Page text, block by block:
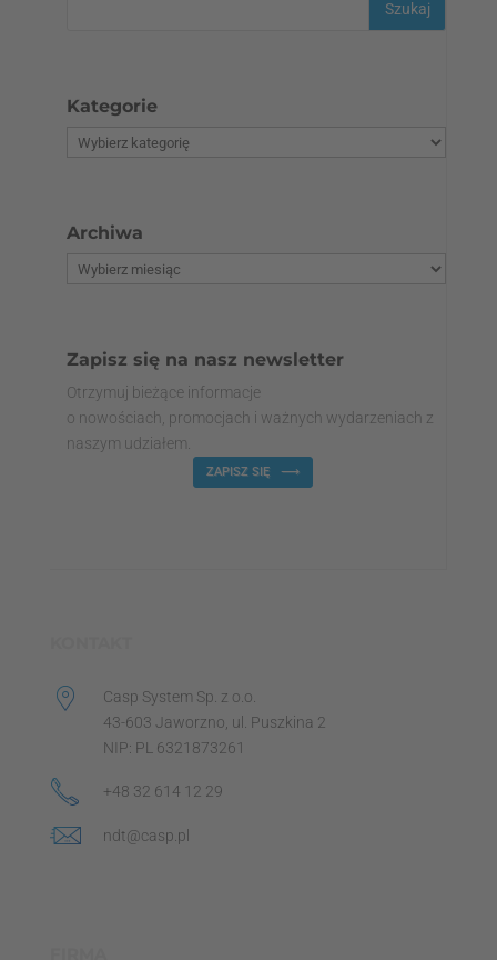
Kategorie
Archiwa
Zapisz się na nasz newsletter
Otrzymuj bieżące informacje
o nowościach, promocjach i ważnych wydarzeniach z
naszym udziałem.
ZAPISZ SIĘ
Casp System Sp. z o.o.
43-603 Jaworzno, ul. Puszkina 2
NIP: PL 6321873261
+48 32 614 12 29
ndt@casp.pl